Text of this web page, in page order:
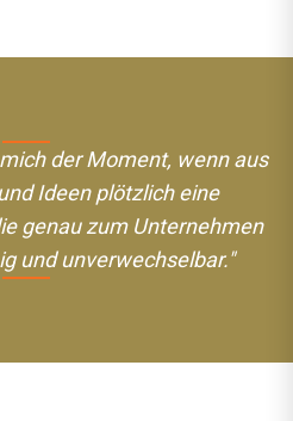
der Moment, wenn aus
Ideen plötzlich eine
genau zum Unternehmen
und unverwechselbar."